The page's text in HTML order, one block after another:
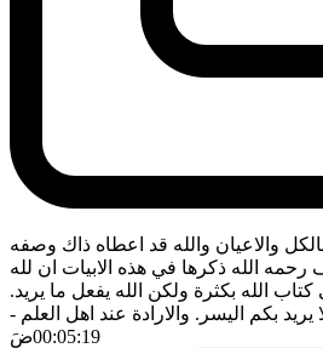
والاعيان والله قد اعطاه ذاك وصفه
الله ذكرها في هذه الابيات ان لله
الله بكثرة ولكن الله يفعل ما يريد.
يريد بكم اليسر. والارادة عند اهل العلم -
00:05:19ضَ